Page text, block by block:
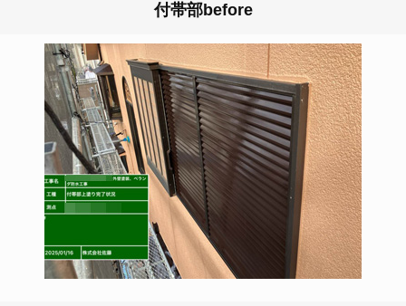
付帯部before